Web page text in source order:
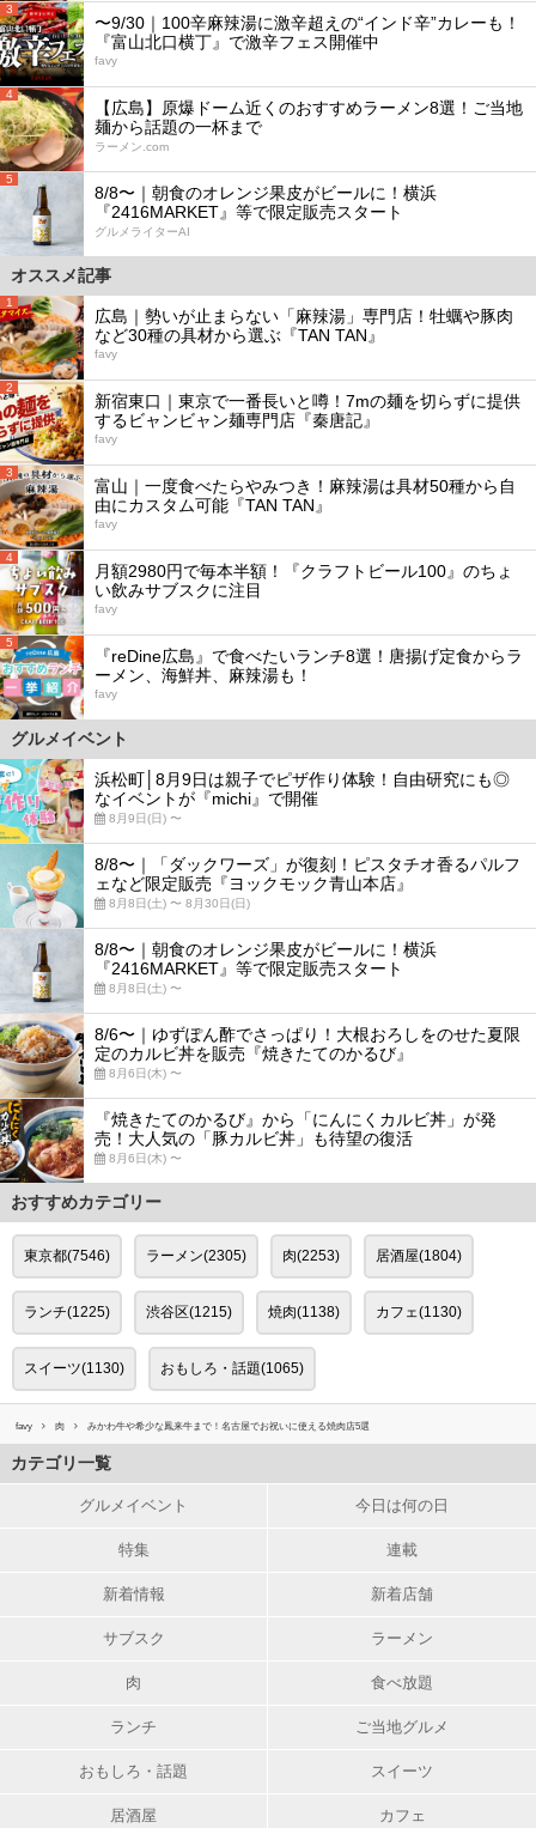
3
〜9/30｜100辛麻辣湯に激辛超えの“インド辛”カレーも！
『富山北口横丁』で激辛フェス開催中
favy
4
【広島】原爆ドーム近くのおすすめラーメン8選！ご当地
麺から話題の一杯まで
ラーメン.com
5
8/8〜｜朝食のオレンジ果皮がビールに！横浜
『2416MARKET』等で限定販売スタート
グルメライターAI
オススメ記事
1
広島｜勢いが止まらない「麻辣湯」専門店！牡蠣や豚肉
など30種の具材から選ぶ『TAN TAN』
favy
2
新宿東口｜東京で一番長いと噂！7mの麺を切らずに提供
するビャンビャン麺専門店『秦唐記』
favy
3
富山｜一度食べたらやみつき！麻辣湯は具材50種から自
由にカスタム可能『TAN TAN』
favy
4
月額2980円で毎本半額！『クラフトビール100』のちょ
い飲みサブスクに注目
favy
5
『reDine広島』で食べたいランチ8選！唐揚げ定食からラ
ーメン、海鮮丼、麻辣湯も！
favy
グルメイベント
浜松町│8月9日は親子でピザ作り体験！自由研究にも◎
なイベントが『michi』で開催
8月9日(日) 〜
8/8〜｜「ダックワーズ」が復刻！ピスタチオ香るパルフ
ェなど限定販売『ヨックモック青山本店』
8月8日(土) 〜 8月30日(日)
8/8〜｜朝食のオレンジ果皮がビールに！横浜
『2416MARKET』等で限定販売スタート
8月8日(土) 〜
8/6〜｜ゆずぽん酢でさっぱり！大根おろしをのせた夏限
定のカルビ丼を販売『焼きたてのかるび』
8月6日(木) 〜
『焼きたてのかるび』から「にんにくカルビ丼」が発
売！大人気の「豚カルビ丼」も待望の復活
8月6日(木) 〜
おすすめカテゴリー
東京都(7546) ラーメン(2305) 肉(2253) 居酒屋(1804)
ランチ(1225) 渋谷区(1215) 焼肉(1138) カフェ(1130)
スイーツ(1130) おもしろ・話題(1065)
favy 肉 みかわ牛や希少な鳳来牛まで！名古屋でお祝いに使える焼肉店5選
カテゴリ一覧
グルメイベント 今日は何の日
特集 連載
新着情報 新着店舗
サブスク ラーメン
肉 食べ放題
ランチ ご当地グルメ
おもしろ・話題 スイーツ
居酒屋 カフェ